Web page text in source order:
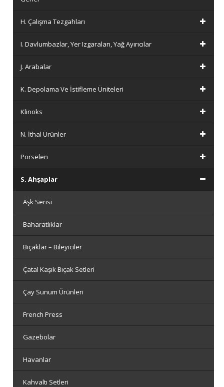
H. Çalışma Tezgahları
I. Davlumbazlar, Yer Izgaraları, Yağ Ayırıcılar
J. Arabalar
K. Depolama Ve İstifleme Üniteleri
Klinoks
N. İthal Ürünler
Porselen
S. Ahşaplar
Aşk Serisi
Baharatlıklar
Bıçaklar – Bileyiciler
Çatal Kaşık Bıçak Setleri
Çay Sunum Ürünleri
French Press
Gazebolar
Havanlar
Kahvaltı Setleri